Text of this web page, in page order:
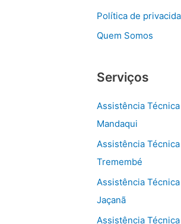
Política de
Quem Somos
Serviços
Assistência
Mandaqui
Assistência
Tremembé
Assistência
Jaçanã
Assistência